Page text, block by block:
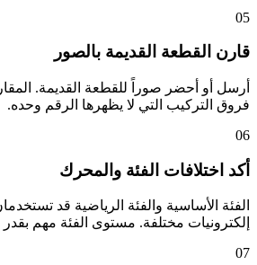
05
قارن القطعة القديمة بالصور
أرسل أو أحضر صوراً للقطعة القديمة.
فروق التركيب التي لا يظهرها الرقم وحده.
06
أكد اختلافات الفئة والمحرك
الفئة الأساسية والفئة الرياضية قد
إلكترونيات مختلفة. مستوى الفئة مهم بقدر
07